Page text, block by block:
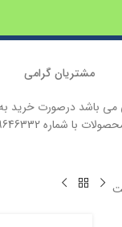
مشتریان گرامی
می باشد درصورت
تماس حاصل فرمایید
کاتالوگ محصولات درباره ما